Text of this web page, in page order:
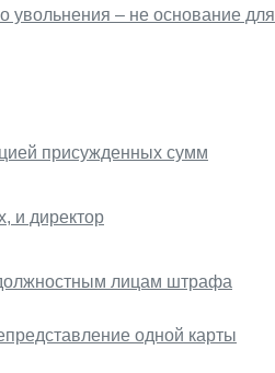
увольнения – не основание для
присужденных сумм
и директор
лицам штрафа
одной карты